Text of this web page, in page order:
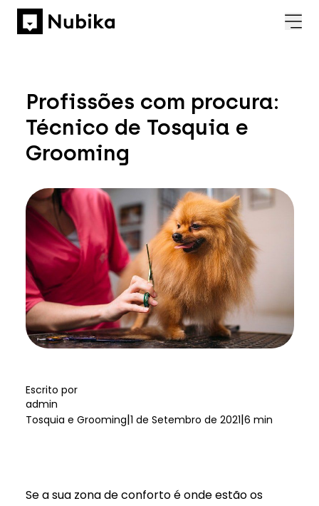
Profissões com procura:
Técnico de Tosquia e
Grooming
Escrito por
admin
Tosquia e Grooming|1 de Setembro de 2021|6 min
Se a sua zona de conforto é onde estão os